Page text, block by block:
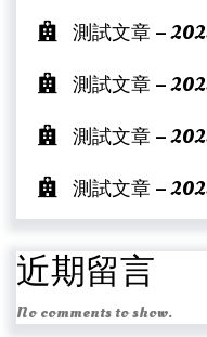
測試文章 –
測試文章 –
測試文章 –
測試文章 –
近期留言
No comments to show.